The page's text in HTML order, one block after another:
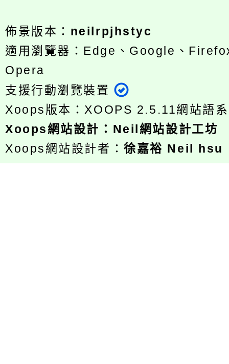
佈景版本： neilrpjhstyc
適用瀏覽器：Edge、Google、
Opera
支援行動瀏覽裝置
Xoops版本： XOOPS 2.5.11網站語
Xoops網站設計 ： Neil網站設計工坊
Xoops網站設計者：徐嘉裕 Neil hsu